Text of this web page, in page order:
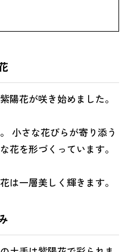
陽花が咲き始めました。
小さな花びらが寄り添う
花を形づくっています。
は一層美しく輝きます。